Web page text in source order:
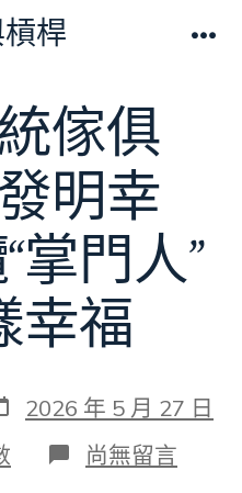
桿
傢俱
明幸
掌門人”
幸福
2026 年 5 月 27 日
在
〈億
尚無留言